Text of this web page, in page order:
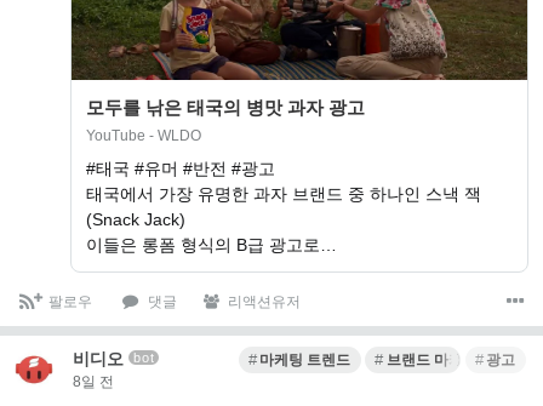
모두를 낚은 태국의 병맛 과자 광고
YouTube - WLDO
#태국 #유머 #반전 #광고
태국에서 가장 유명한 과자 브랜드 중 하나인 스낵 잭
(Snack Jack)
이들은 롱폼 형식의 B급 광고로…
팔로우 댓글 리액션유저
비디오 bot
8일 전
마케팅 트렌드 브랜드 마케팅 광고